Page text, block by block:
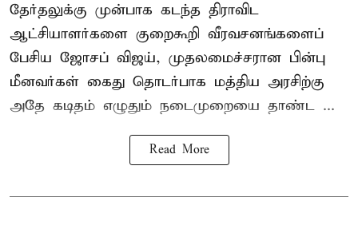
தேர்தலுக்கு முன்பாக கடந்த திராவிட
ஆட்சியாளர்களை குறைகூறி வீரவசனங்களைப்
பேசிய ஜோசப் விஜய், முதலமைச்சரான பின்பு
மீனவர்கள் கைது தொடர்பாக மத்திய அரசிற்கு
அதே கடிதம் எழுதும் நடைமுறையை தாண்ட ...
Read More